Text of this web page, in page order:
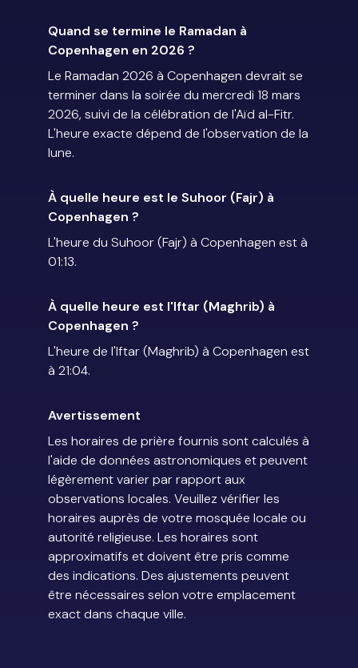
Quand se termine le Ramadan à
Copenhagen en 2026 ?
Le Ramadan 2026 à Copenhagen devrait se
terminer dans la soirée du mercredi 18 mars
2026, suivi de la célébration de l'Aïd al-Fitr.
L'heure exacte dépend de l'observation de la
lune.
À quelle heure est le Suhoor (Fajr) à
Copenhagen ?
L'heure du Suhoor (Fajr) à Copenhagen est à
01:13.
À quelle heure est l'Iftar (Maghrib) à
Copenhagen ?
L'heure de l'Iftar (Maghrib) à Copenhagen est
à 21:04.
Avertissement
Les horaires de prière fournis sont calculés à
l'aide de données astronomiques et peuvent
légèrement varier par rapport aux
observations locales. Veuillez vérifier les
horaires auprès de votre mosquée locale ou
autorité religieuse. Les horaires sont
approximatifs et doivent être pris comme
des indications. Des ajustements peuvent
être nécessaires selon votre emplacement
exact dans chaque ville.